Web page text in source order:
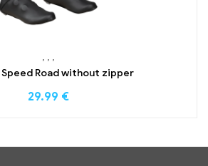
, , ,
Speed Road without zipper
29.99 €